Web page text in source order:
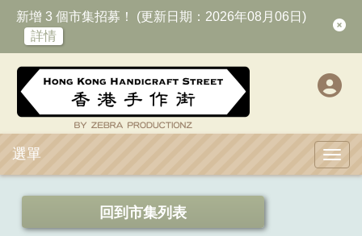
新增 3 個市集招募！ (更新日期：2026年08月06日)
詳情
選單
回到市集列表